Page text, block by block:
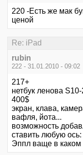
220 -Есть же мак
ценой
Re: iPad
rubin
222 - 31.01.2010 - 09:02
217+
нетбук ленова S10-
400$
экран, клава,
вафля, йота...
возможность
ставить любую
Эппл ваще в каком